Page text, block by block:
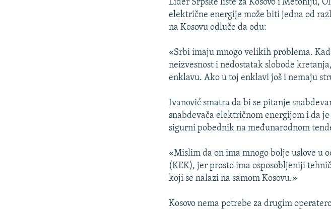
Lider Srpske liste za Kosovo i Metohiju,
električne energije može biti jedna od
na Kosovu odluče da odu:
«Srbi imaju mnogo velikih problema.
neizvesnost i nedostatak slobode
enklavu. Ako u toj enklavi još i nemaju
Ivanović smatra da bi se pitanje
snabdevača električnom energijom i da
sigurni pobednik na međunarodnom
«Mislim da on ima mnogo bolje uslove u
(KEK), jer prosto ima osposobljeniji
koji se nalazi na samom Kosovu.»
Kosovo nema potrebe za drugim